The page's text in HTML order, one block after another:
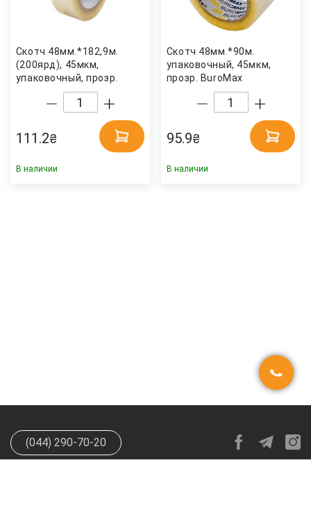
Скотч 48мм.*182,9м.
(200ярд), 45мкм,
упаковочный, прозр.
111.2₴
В наличии
Скотч 48мм.*90м.
упаковочный, 45мкм,
прозр. BuroMax
95.9₴
В наличии
(044) 290-70-20